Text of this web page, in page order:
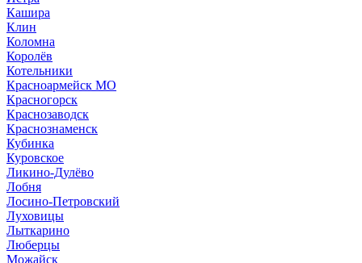
Кашира
Клин
Коломна
Королёв
Котельники
Красноармейск МО
Красногорск
Краснозаводск
Краснознаменск
Кубинка
Куровское
Ликино-Дулёво
Лобня
Лосино-Петровский
Луховицы
Лыткарино
Люберцы
Можайск